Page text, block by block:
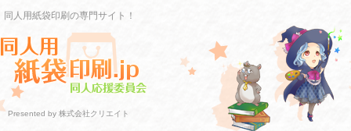
同人用紙袋印刷の専門サイト！
Presented by 株式会社クリエイト